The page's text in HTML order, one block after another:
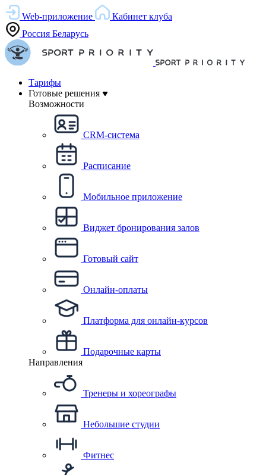
Web-приложение
Кабинет клуба
Россия Беларусь
Тарифы
Готовые решения
Возможности
CRM-система
Расписание
Мобильное приложение
Виджет бронирования залов
Готовый сайт
Онлайн-оплаты
Платформа для онлайн-курсов
Подарочные карты
Направления
Тренеры и хореографы
Небольшие студии
Фитнес